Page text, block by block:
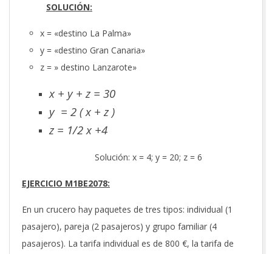
SOLUCIÓN:
x = «destino La Palma»
y = «destino Gran Canaria»
z = » destino Lanzarote»
x + y + z = 30
y = 2 ( x + z )
z = 1/2 x +4
Solución: x = 4; y = 20; z = 6
EJERCICIO M1BE2078:
En un crucero hay paquetes de tres tipos: individual (1
pasajero), pareja (2 pasajeros) y grupo familiar (4
pasajeros). La tarifa individual es de 800 €, la tarifa de